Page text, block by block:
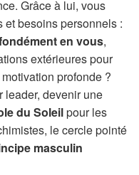
Grâce à lui, vous
besoins personnels :
en vous,
extérieures pour
profonde ?
leader, devenir une
du Soleilpour les
le cercle pointé
masculin